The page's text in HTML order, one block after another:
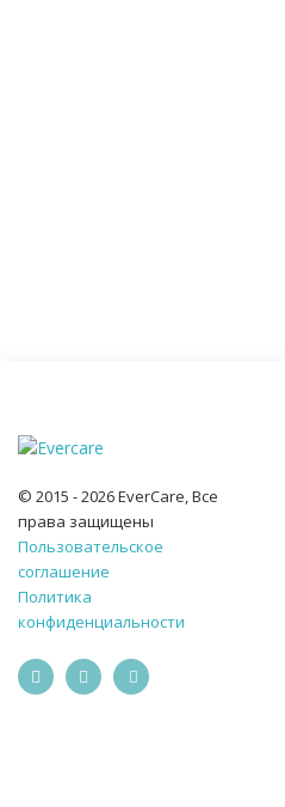
© 2015 - 2026 EverCare, Все
права защищены
Пользовательское
соглашение
Политика
конфиденциальности